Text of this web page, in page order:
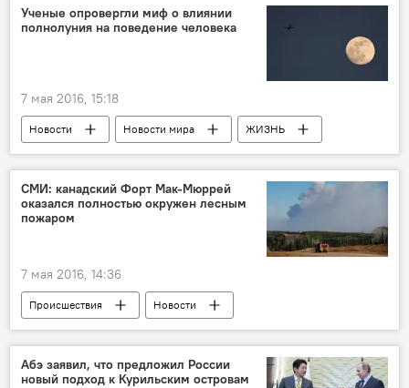
Баку
Дзюдо Турнир
Ученые опровергли миф о влиянии
полнолуния на поведение человека
7 мая 2016, 15:18
Новости Новости мира ЖИЗНЬ
СМИ: канадский Форт Мак-Мюррей
оказался полностью окружен лесным
пожаром
7 мая 2016, 14:36
Происшествия
Новости
Новости мира
ЖИЗНЬ
Абэ заявил, что предложил России
новый подход к Курильским островам